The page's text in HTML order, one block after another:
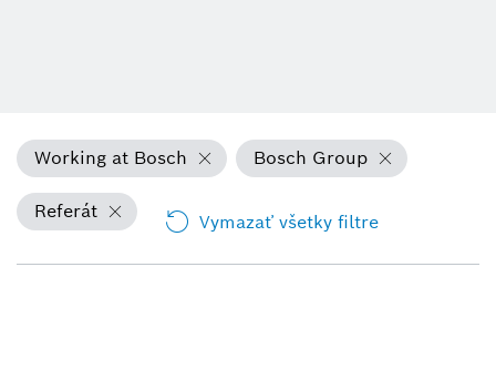
Working at Bosch Bosch Group
Referát Vymazať všetky filtre